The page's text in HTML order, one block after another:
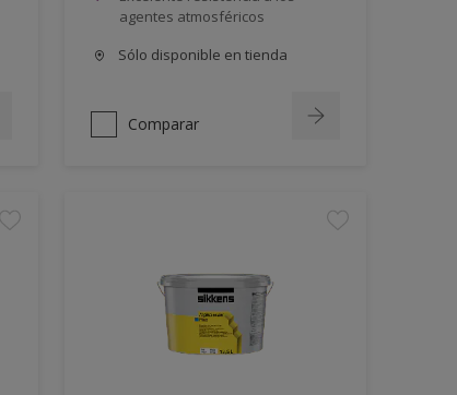
agentes atmosféricos
Sólo disponible en tienda
Comparar